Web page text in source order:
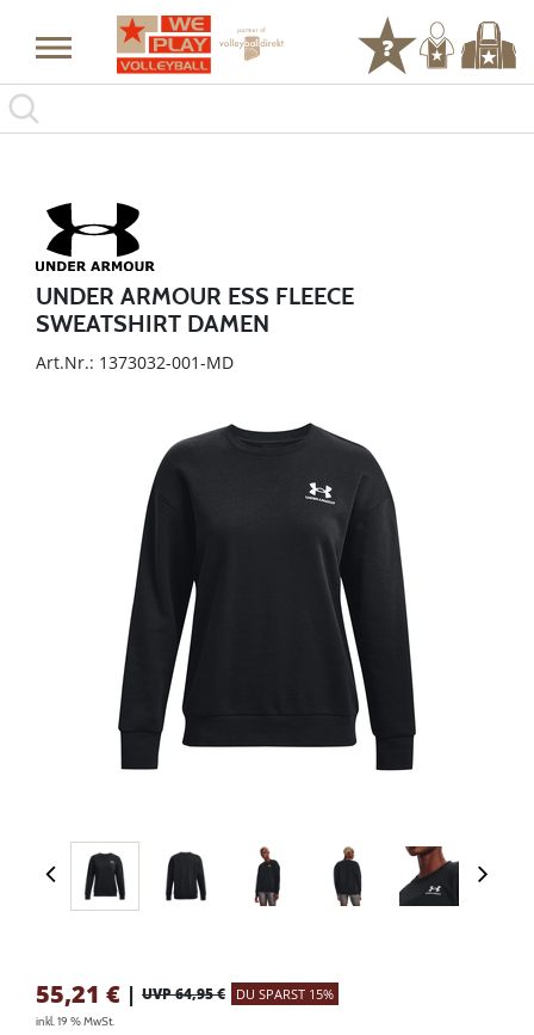
UNDER ARMOUR ESS FLEECE
SWEATSHIRT DAMEN
Art.Nr.: 1373032-001-MD
55,21 € | UVP 64,95 € DU SPARST 15%
inkl. 19 % MwSt.